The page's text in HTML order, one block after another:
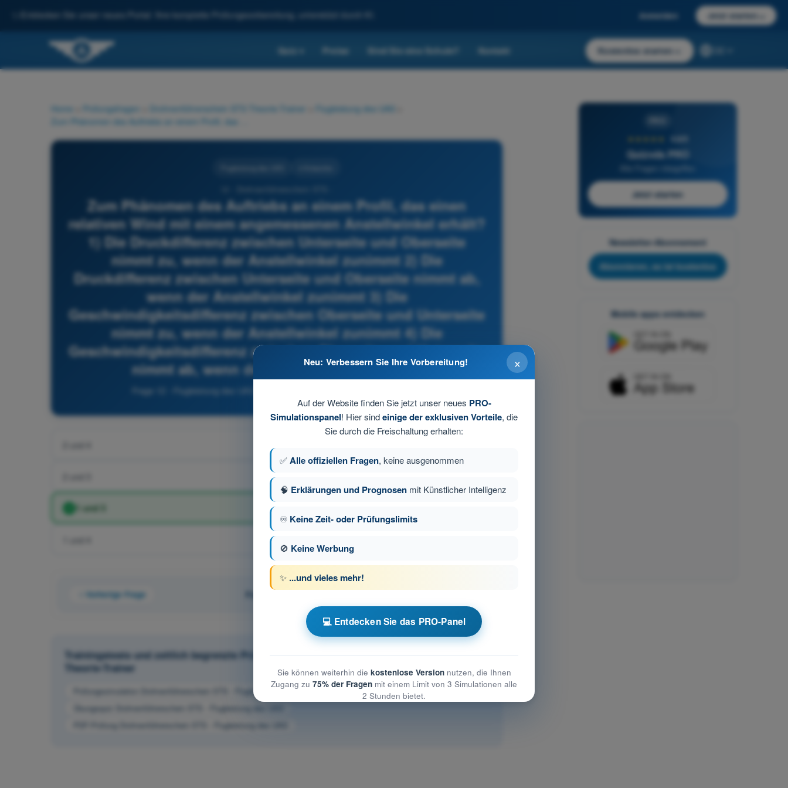
Entdecken Sie unser neues Portal: Ihre komplette Prüfungsvorbereitung, unterstützt durch KI. Anmelden Jetzt starten
Quiz Preise Sind Sie eine Schule? Kontakt Kostenlos starten
Home Prüfungsfragen Drohnenführerschein STS Theorie-Trainer Flugleistung des UAS
Zum Phänomen des Auftriebs an einem Profil, das einen
relativen Wind mit einem angemessenen Anstellwinkel erhält?
1) Die Druckdifferenz zwischen Unterseite und Oberseite
nimmt zu, wenn der Anstellwinkel zunimmt 2) Die
Druckdifferenz zwischen Unterseite und Oberseite nimmt ab,
wenn der Anstellwinkel zunimmt 3) Die
Geschwindigkeitsdifferenz zwischen Oberseite und Unterseite
nimmt zu, wenn der Anstellwinkel zunimmt 4) Die
Geschwindigkeitsdifferenz zwischen Oberseite und Unterseite
nimmt ab, wenn der Anstellwinkel zunimmt
Frage 12 - Flugleistung des UAS - Drohnenführerschein STS Theorie-Trainer
1 und 3
Vorherige Frage
Trainingstests und zeitlich begrenzte Prüfungssimulationen Drohnenführerschein STS
Theorie-Trainer
Prüfungssimulation Drohnenführerschein STS - Flugleistung des UAS
Übungsquiz Drohnenführerschein STS - Flugleistung des UAS
PDF-Prüfung Drohnenführerschein STS - Flugleistung des UAS
4,6/5
Quizvds PRO
Alle Fragen inbegriffen
Jetzt starten
Newsletter-Abonnement
Abonnieren, es ist kostenlos
Mobile apps entdecken
×
Neu: Verbessern Sie Ihre Vorbereitung!
Auf der Website finden Sie jetzt unser neues PRO-
Simulationspanel! Hier sindeinige der exklusiven Vorteile, die
Sie durch die Freischaltung erhalten:
✅Alle offiziellen Fragen, keine ausgenommen
🧠 Erklärungen und Prognosen mit Künstlicher Intelligenz
♾️ Keine Zeit- oder Prüfungslimits
🚫 Keine Werbung
✨ ...und vieles mehr!
💻 Entdecken Sie das PRO-Panel
Sie können weiterhin die kostenlose Versionnutzen, die Ihnen
Zugang zu 75% der Fragen mit einem Limit von 3 Simulationen alle
2 Stunden bietet.